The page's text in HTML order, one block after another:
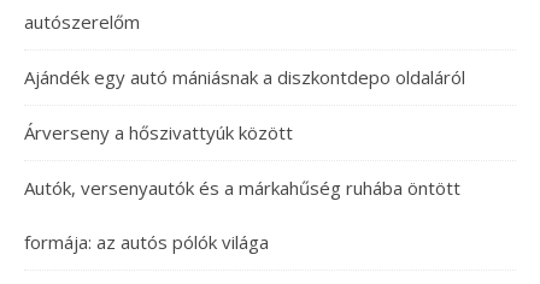
autószerelőm
Ajándék egy autó mániásnak a diszkontdepo oldaláról
Árverseny a hőszivattyúk között
Autók, versenyautók és a márkahűség ruhába öntött
formája: az autós pólók világa